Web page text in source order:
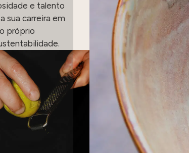
e talento
sua carreira em
próprio